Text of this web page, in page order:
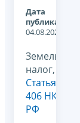
Дата
публикации:
04.08.2026
Земельный
налог,
Статья
406 НК
РФ